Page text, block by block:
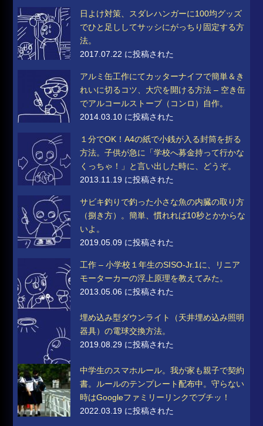
日よけ対策、スダレハンガーに100均グッズ
でひと足ししてサッシにがっちり固定する方
法。
2017.07.22 に投稿された
アルミ缶工作にてカッターナイフで簡単＆き
れいに切るコツ、大穴を開ける方法 – 空き缶
でアルコールストーブ（コンロ）自作。
2014.03.10 に投稿された
１分でOK！A4の紙で小銭が入る封筒を折る
方法。子供が急に「学校へ募金持って行かな
くっちゃ！」と言い出した時に、どうぞ。
2013.11.19 に投稿された
サビキ釣りで釣った小さな魚の内臓の取り方
（捌き方）。簡単、慣れれば10秒とかからな
いよ。
2019.05.09 に投稿された
工作 – 小学校１年生のSISO-Jr.1に、リニア
モーターカーの浮上原理を教えてみた。
2013.05.06 に投稿された
埋め込み型ダウンライト（天井埋め込み照明
器具）の電球交換方法。
2019.08.29 に投稿された
中学生のスマホルール。我が家も親子で契約
書。ルールのテンプレート配布中。守らない
時はGoogleファミリーリンクでブチッ！
2022.03.19 に投稿された